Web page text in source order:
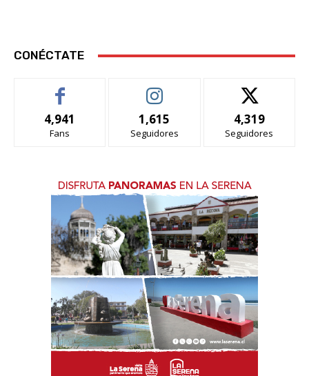
CONÉCTATE
4,941
Fans
1,615
Seguidores
4,319
Seguidores